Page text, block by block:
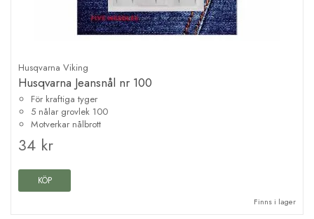
Husqvarna Viking
Husqvarna Jeansnål nr 100
För kraftiga tyger
5 nålar grovlek 100
Motverkar nålbrott
34 kr
KÖP
Finns i lager